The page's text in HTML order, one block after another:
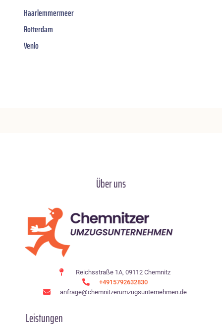
Haarlemmermeer
Rotterdam
Venlo
Über uns
Reichsstraße 1A, 09112 Chemnitz
+4915792632830
anfrage@chemnitzerumzugsunternehmen.de
Leistungen